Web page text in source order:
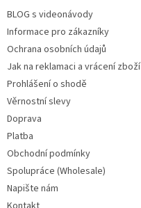
BLOG s videonávody
Informace pro zákazníky
Ochrana osobních údajů
Jak na reklamaci a vrácení zboží
Prohlášení o shodě
Věrnostní slevy
Doprava
Platba
Obchodní podmínky
Spolupráce (Wholesale)
Napište nám